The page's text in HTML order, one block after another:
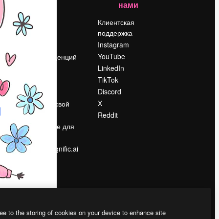
Цены
О нас
Reviews
Поиск тенденций
События
Slidesgo
Продайте свой
контент
Помещение для
прессы
Ищете magnific.ai
нами
Клиентская
поддержка
Instagram
YouTube
LinkedIn
TikTok
Discord
X
Reddit
to the storing of cookies on your device to enhance site